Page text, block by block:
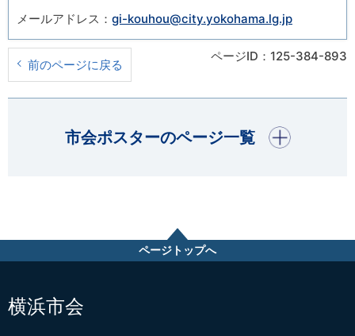
メールアドレス： gi-kouhou@city.yokohama.lg.jp
前のページに戻る
ページID：125-384-893
市会ポスターのページ一覧
開く
ページトップへ
横浜市会